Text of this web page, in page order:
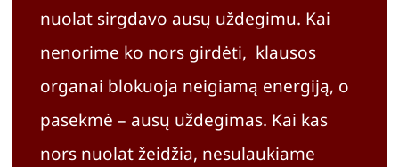
nuolat sirgdavo ausų uždegimu. Kai
nenorime ko nors girdėti, klausos
organai blokuoja neigiamą energiją, o
pasekmė – ausų uždegimas. Kai kas
nors nuolat žeidžia, nesulaukiame